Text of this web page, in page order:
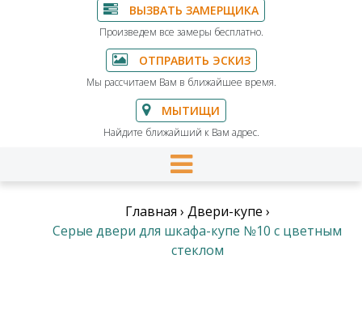
ВЫЗВАТЬ ЗАМЕРЩИКА
Произведем все замеры бесплатно.
ОТПРАВИТЬ ЭСКИЗ
Мы рассчитаем Вам в ближайшее время.
МЫТИЩИ
Найдите ближайший к Вам адрес.
Главная › Двери-купе ›
Серые двери для шкафа-купе №10 с цветным
стеклом